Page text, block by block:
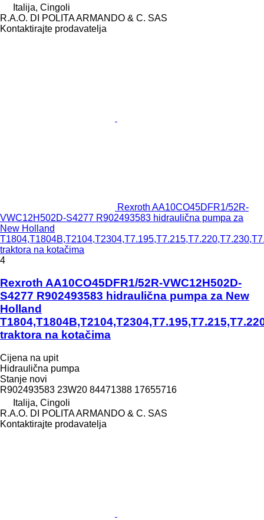
Italija, Cingoli
R.A.O. DI POLITA ARMANDO & C. SAS
Kontaktirajte prodavatelja
Rexroth AA10CO45DFR1/52R-
VWC12H502D-S4277 R902493583 hidraulična pumpa za
New Holland
traktora na kotačima
4
Rexroth AA10CO45DFR1/52R-VWC12H502D-
S4277 R902493583 hidraulična pumpa za New
Holland
traktora na kotačima
Cijena na upit
Hidraulična pumpa
Stanje novi
R902493583 23W20 84471388 17655716
Italija, Cingoli
R.A.O. DI POLITA ARMANDO & C. SAS
Kontaktirajte prodavatelja